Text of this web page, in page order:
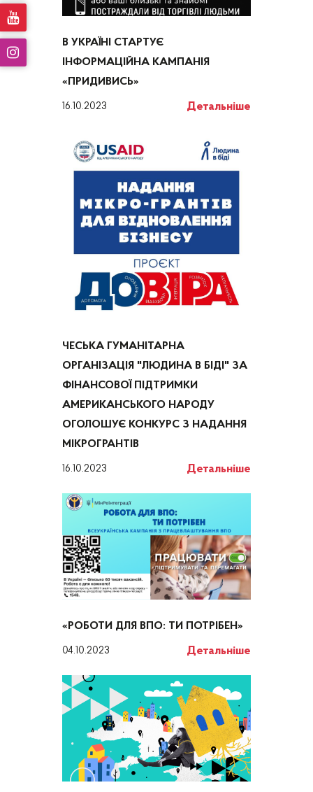
В УКРАЇНІ СТАРТУЄ
ІНФОРМАЦІЙНА КАМПАНІЯ
«ПРИДИВИСЬ»
16.10.2023 Детальніше
ЧЕСЬКА ГУМАНІТАРНА
ОРГАНІЗАЦІЯ "ЛЮДИНА В БІДІ" ЗА
ФІНАНСОВОЇ ПІДТРИМКИ
АМЕРИКАНСЬКОГО НАРОДУ
ОГОЛОШУЄ КОНКУРС З НАДАННЯ
МІКРОГРАНТІВ
16.10.2023 Детальніше
«РОБОТИ ДЛЯ ВПО: ТИ ПОТРІБЕН»
04.10.2023 Детальніше